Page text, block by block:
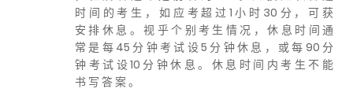
时 间 的 考 生 ， 如 应 考 超 过 1 小 时 30 分 ， 可 获
安 排 休 息 。 视 乎 个 别 考 生 情 况 ， 休 息 时 间 通
常 是 每 45 分 钟 考 试 设 5 分 钟 休 息 ， 或 每 90 分
钟 考 试 设 10 分 钟 休 息 。 休 息 时 间 内 考 生 不 能
书 写 答 案 。